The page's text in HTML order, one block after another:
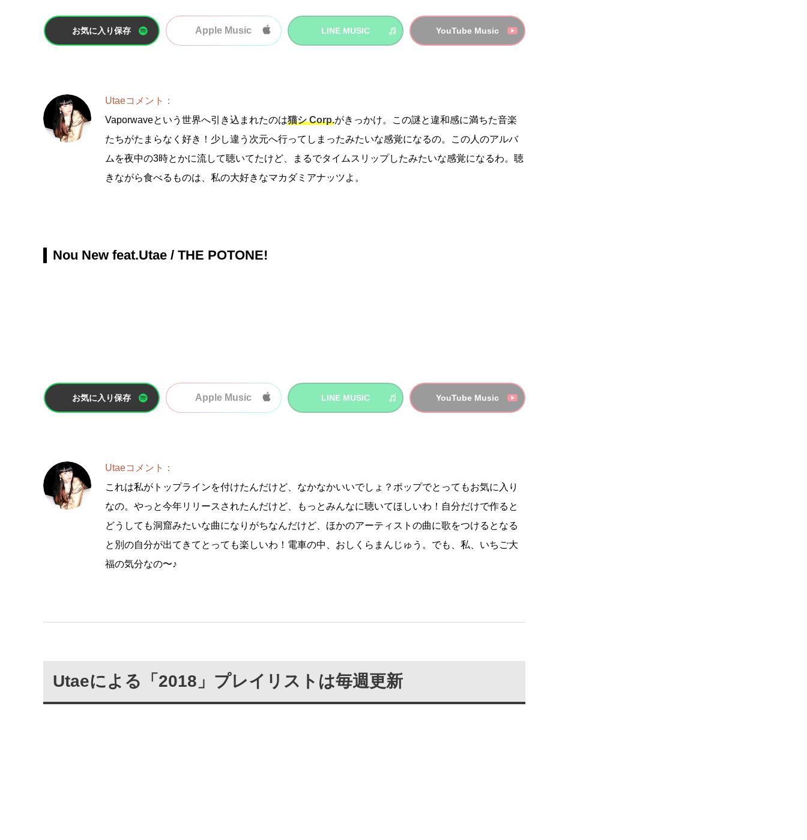
お気に入り保存 Apple Music LINE MUSIC YouTube Music
Utaeコメント：
Vaporwaveという世界へ引き込まれたのは猫シ Corp.がきっかけ。この謎と違和感に満ちた音楽
たちがたまらなく好き！少し違う次元へ行ってしまったみたいな感覚になるの。この人のアルバ
ムを夜中の3時とかに流して聴いてたけど、まるでタイムスリップしたみたいな感覚になるわ。聴
きながら食べるものは、私の大好きなマカダミアナッツよ。
Nou New feat.Utae / THE POTONE!
お気に入り保存 Apple Music LINE MUSIC YouTube Music
Utaeコメント：
これは私がトップラインを付けたんだけど、なかなかいいでしょ？ポップでとってもお気に入り
なの。やっと今年リリースされたんだけど、もっとみんなに聴いてほしいわ！自分だけで作ると
どうしても洞窟みたいな曲になりがちなんだけど、ほかのアーティストの曲に歌をつけるとなる
と別の自分が出てきてとっても楽しいわ！電車の中、おしくらまんじゅう。でも、私、いちご大
福の気分なの〜♪
Utaeによる「2018」プレイリストは毎週更新